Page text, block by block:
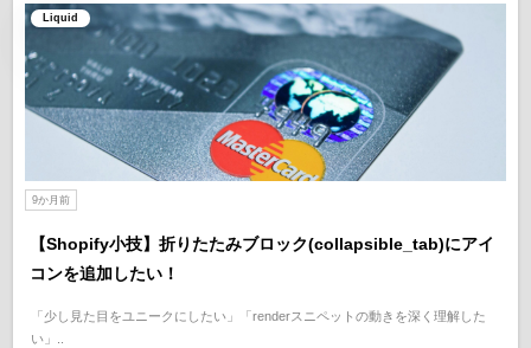
Liquid
9か月前
【Shopify小技】折りたたみブロック(collapsible_tab)にアイ
コンを追加したい！
「少し見た目をユニークにしたい」「renderスニペットの動きを深く理解した
い」..